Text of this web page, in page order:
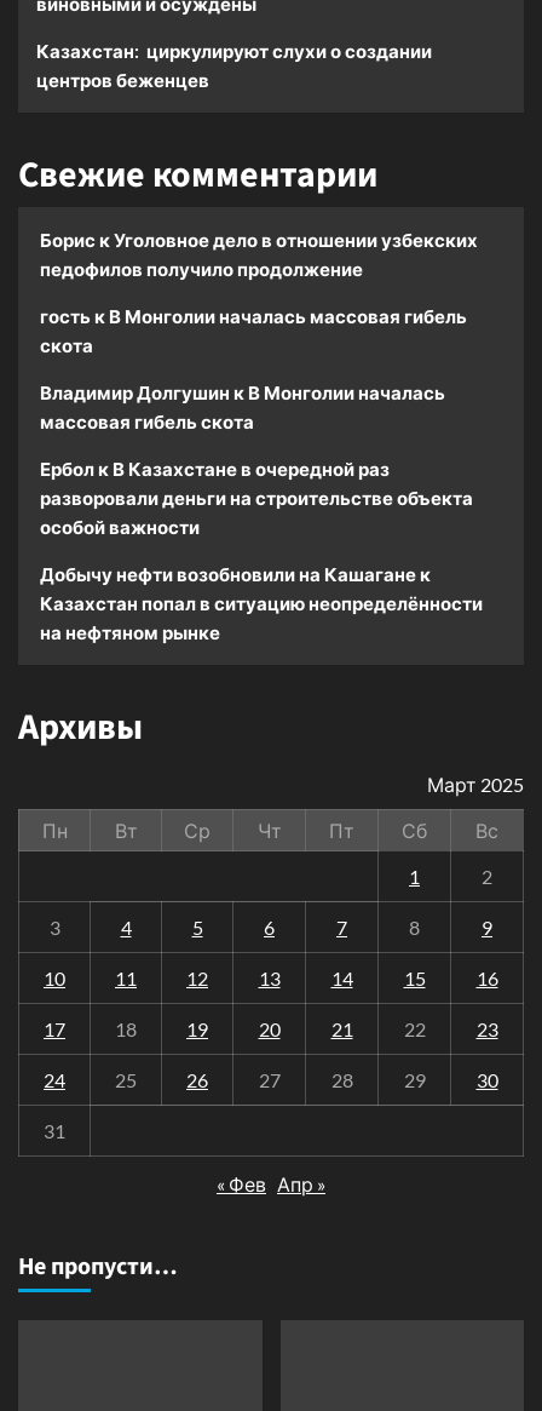
Казахстан: циркулируют слухи о создании
центров беженцев
Свежие комментарии
Борис кУголовное дело в отношении узбекских
педофилов получило продолжение
гость к В Монголии началась массовая гибель
скота
Владимир Долгушин к В Монголии началась
массовая гибель скота
Ербол к В Казахстане в очередной раз
разворовали деньги на строительстве объекта
особой важности
Добычу нефти возобновили на Кашагане к
Казахстан попал в ситуацию неопределённости
на нефтяном рынке
Архивы
Март 2025
Пн
Вт Ср Чт Пт Сб
Вс
1
2
3 4 5 6 7 8 9
10 11 12 13 14 15 16
17 18 19 20 21 22 23
24 25 26 27 28 29 30
31
« Фев Апр »
Не пропусти…